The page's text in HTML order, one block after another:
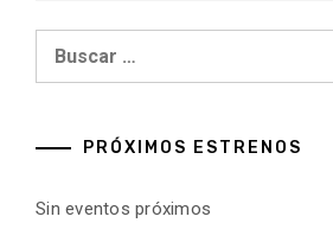
entradas
PRÓXIMOS ESTRENOS
Sin eventos próximos